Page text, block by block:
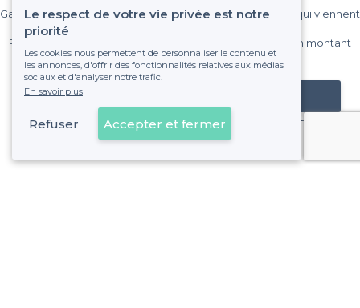
Gagnez de nombreux clients parmi le million de visiteurs qui viennent
Pas de commissions et sans engagement, vous payez un montant
fixe sans risque de voir déraper la facture.
Référencer mon établissement
Déjà client
Le respect de votre vie privée est notre
priorité
Les cookies nous permettent de personnaliser le contenu et
les annonces, d'offrir des fonctionnalités relatives aux médias
sociaux et d'analyser notre trafic.
En savoir plus
Refuser Accepter et fermer